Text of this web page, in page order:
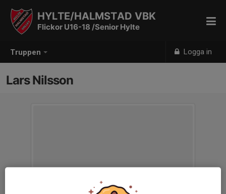
Truppen Logga in
HYLTE/HALMSTAD VBK
Flickor U16-18 /Senior Hylte
Lars Nilsson